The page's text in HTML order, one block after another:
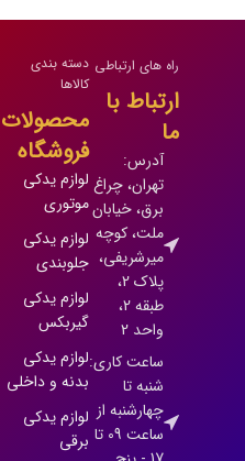
راه های ارتباطی
ارتباط با
ما
آدرس:
تهران، چراغ
برق، خیابان
ملت، کوچه
میرشریفی،
پلاک 2،
طبقه 2،
واحد 2
ساعت کاری:
شنبه تا
چهارشنبه از
ساعت 09 تا
دسته بندی
کالاها
محصولات
فروشگاه
لوازم یدکی
موتوری
لوازم یدکی
جلوبندی
لوازم یدکی
گیربکس
لوازم یدکی
بدنه و داخلی
لوازم یدکی
برقی